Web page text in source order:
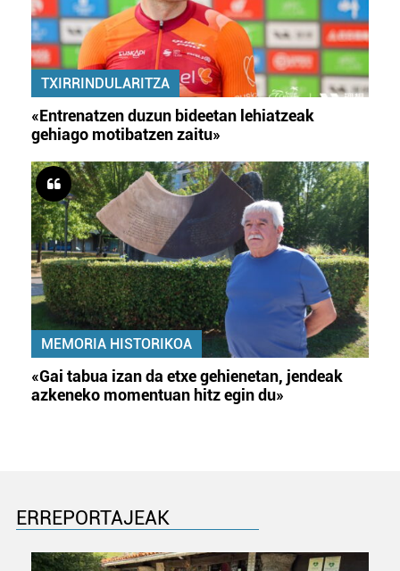
TXIRRINDULARITZA
«Entrenatzen duzun bideetan lehiatzeak
gehiago motibatzen zaitu»
MEMORIA HISTORIKOA
«Gai tabua izan da etxe gehienetan, jendeak
azkeneko momentuan hitz egin du»
ERREPORTAJEAK